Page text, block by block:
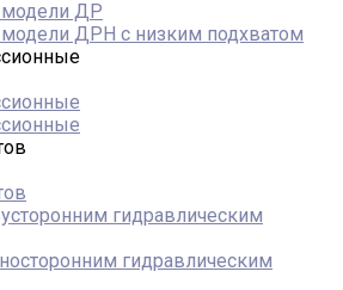
ДР
ДРН с низким подхватом
гидравлическим
гидравлическим